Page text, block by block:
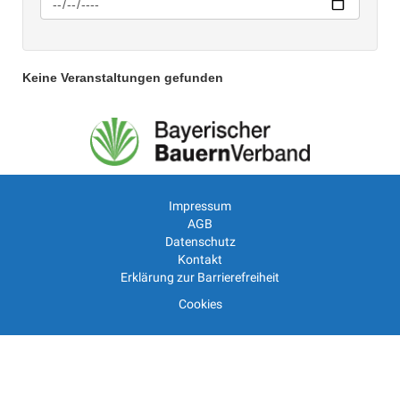
Keine Veranstaltungen gefunden
Impressum
AGB
Datenschutz
Kontakt
Erklärung zur Barrierefreiheit
Cookies